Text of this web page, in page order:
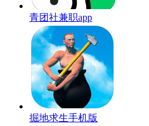
青团社兼职app
掘地求生手机版